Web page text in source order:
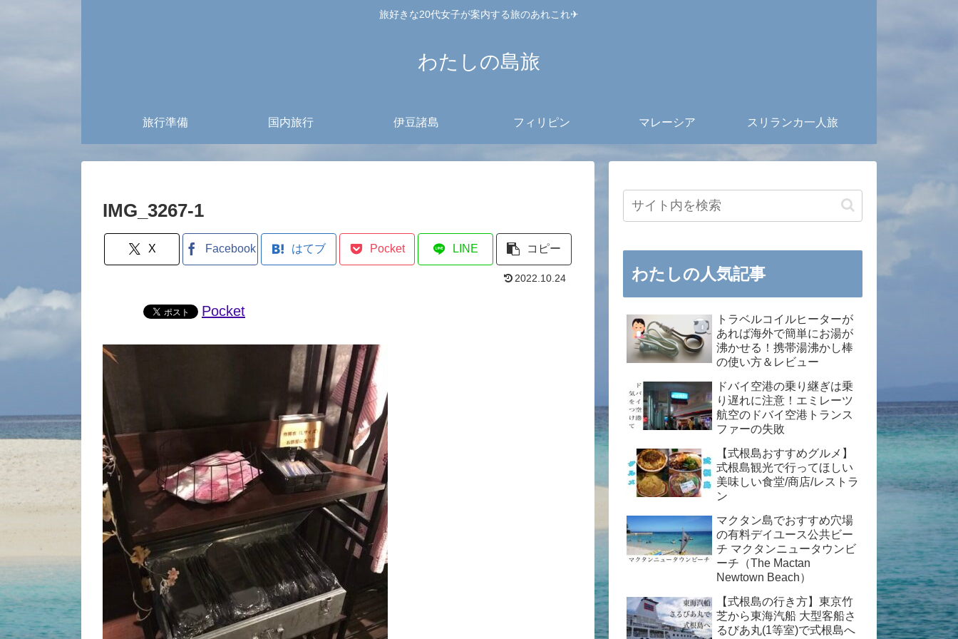
旅好きな20代女子が案内する旅のあれこれ✈︎
わたしの島旅
旅行準備 国内旅行 伊豆諸島 フィリピン マレーシア スリランカ一人旅
IMG_3267-1
X Facebook はてブ Pocket LINE コピー
2022.10.24
Pocket
わたしの人気記事
トラベルコイルヒーターが
あれば海外で簡単にお湯が
沸かせる！携帯湯沸かし棒
の使い方＆レビュー
ドバイ空港の乗り継ぎは乗
り遅れに注意！エミレーツ
航空のドバイ空港トランス
ファーの失敗
【式根島おすすめグルメ】
式根島観光で行ってほしい
美味しい食堂/商店/レストラ
ン
マクタン島でおすすめ穴場
の有料デイユース公共ビー
チ マクタンニュータウンビ
ーチ（The Mactan
Newtown Beach）
【式根島の行き方】東京竹
芝から東海汽船 大型客船さ
るびあ丸(1等室)で式根島へ